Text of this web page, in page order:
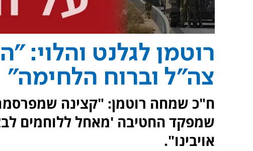
רוטמן לגלנט והלוי:
צה"ל וברוח הלחימה"
ח"כ שמחה רוטמן: "קצינה
שמפקד החטיבה 'מאחל ללוחמים
אויבינו".